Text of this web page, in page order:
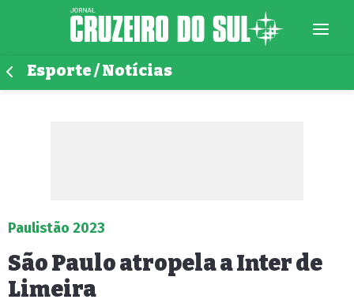
Esporte / Notícias
Paulistão 2023
São Paulo atropela a Inter de
Limeira